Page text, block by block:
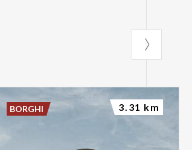
BORGHI 3.31 km